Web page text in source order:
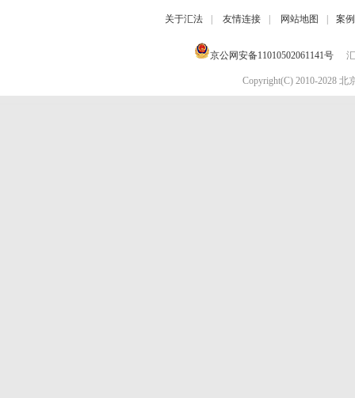
关于汇法 友情连接 网站地图 案
京公网安备11010502061141号
Copyright(C) 2010-2028 北